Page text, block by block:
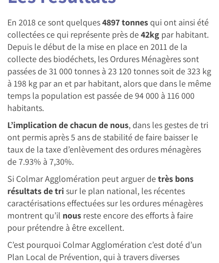
En 2018 ce sont quelques4897 tonnes qui ont ainsi été
collectées ce qui représente près de42kg par habitant.
Depuis le début de la mise en place en 2011 de la
collecte des biodéchets, les Ordures Ménagères sont
passées de 31 000 tonnes à 23 120 tonnes soit de 323 kg
à 198 kg par an et par habitant, alors que dans le même
temps la population est passée de 94 000 à 116 000
habitants.
L’implication de chacun de nous, dans les gestes de tri
ont permis après 5 ans de stabilité de faire baisser le
taux de la taxe d’enlèvement des ordures ménagères
de 7.93% à 7,30%.
Si Colmar Agglomération peut arguer detrès bons
résultats de tri sur le plan national, les récentes
caractérisations effectuées sur les ordures ménagères
montrent qu’il nous reste encore des efforts à faire
pour prétendre à être excellent.
C’est pourquoi Colmar Agglomération c’est doté d’un
Plan Local de Prévention, qui à travers diverses